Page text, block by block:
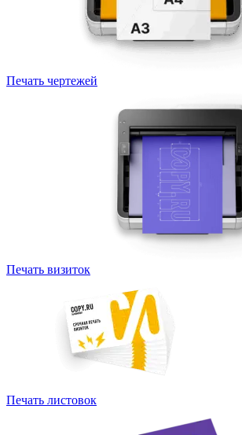
Печать чертежей
Печать визиток
Печать листовок